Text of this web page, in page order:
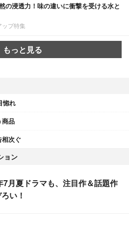
の浸透力！味の違いに衝撃を受ける水と
ップ特集
もっと見る
惚れ
商品
次ぐ
ョン
7月夏ドラマも、注目作＆話題作
い！